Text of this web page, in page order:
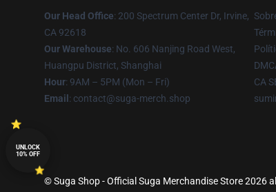
Our Head Office: 200 Spectrum Center Dr, Irvine,
CA 92618
Our Warehouse: No. 606 Nanjing Road West,
Huangpu District, Shanghai
Hour: 9AM – 5PM (Mon – Fri)
Email : contact@suga-merch.shop
CA
© Suga Shop - Official Suga Merchandise Store 2026
UNLOCK
10% OFF